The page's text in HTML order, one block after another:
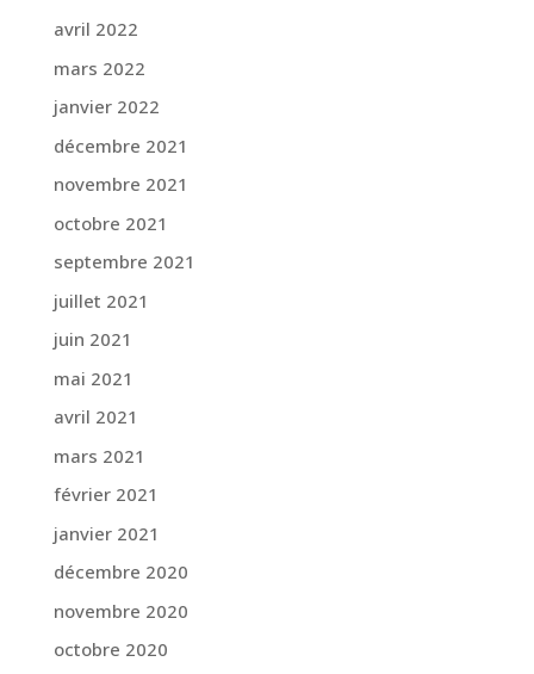
avril 2022
mars 2022
janvier 2022
décembre 2021
novembre 2021
octobre 2021
septembre 2021
juillet 2021
juin 2021
mai 2021
avril 2021
mars 2021
février 2021
janvier 2021
décembre 2020
novembre 2020
octobre 2020